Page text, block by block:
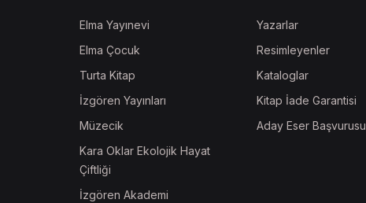
Elma Yayınevi
Elma Çocuk
Turta Kitap
İzgören Yayınları
Müzecik
Kara Oklar Ekolojik Hayat
Çiftliği
İzgören Akademi
Yazarlar
Resimleyenler
Kataloglar
Kitap İade Garantisi
Aday Eser Başvurusu